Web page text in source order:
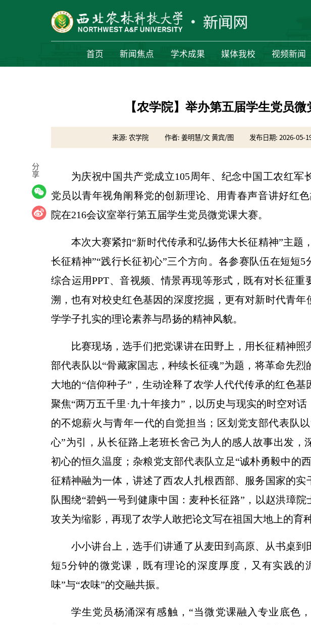
首页 新闻焦点 学术成果 媒体我校 视频新闻
【农学院】举办第五届学生党员
来源: 农学院 作者: 姜明慧/文 黄宾/图 发布日期: 2026-05-
为庆祝中国共产党成立105周年、纪念中国工农红军
党员以青年视角阐释党的创新理论、用青春声音讲好红
院在216会议室举行第五届学生党员微党课大赛。
本次大赛紧扣“新时代传承和弘扬伟大长征精神”主题
长征精神”“践行长征初心”三个方向。各参赛队伍在短短5
综合运用PPT、音视频、情景再现等形式，既有对长征重
溯，也有对校史红色基因的深度挖掘，更有对新时代青年
学学子扎实的理论素养与昂扬的精神风貌。
比赛现场，选手们把党课讲在田野上，用长征精神
部代表队以“骨藏家国志，种续长征魂”为题，将革命先烈
大地的“信仰种子”，生动诠释了农学人代代传承的红色基
聚焦“两万五千里·九十年接力”，以历史与现实的时空对
的不熄薪火与青年一代的自觉担当；区划党支部代表队
心”为引，从长征路上老班长舍己为人的感人故事出发，
初心的恒久温度；杂粮党支部代表队立足“诚朴勇毅中的
征精神融为一体，讲述了西农人扎根西部、服务国家的实
队围绕“碧蚂一号到健康中国：麦种长征路”，以赵洪璋院
攻关为缩影，再现了农学人敢把论文写在祖国大地上的育
小小讲台上，选手们讲通了从麦田到高原、从书桌到
短5分钟的微党课，既有理论的深度厚度，又有实践的
味”与“农味”的交融共振。
学生党员杨涌深有感触，“当微党课融入专业底色
分
享